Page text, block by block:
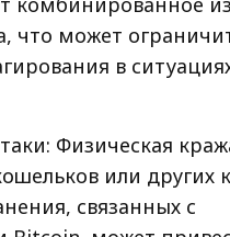
что может
в
Физическая
или других
связанных с